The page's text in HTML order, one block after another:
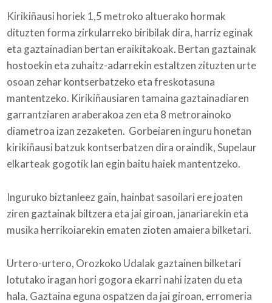
Kirikiñausi horiek 1,5 metroko altuerako hormak
dituzten forma zirkularreko biribilak dira, harriz eginak
eta gaztainadian bertan eraikitakoak. Bertan gaztainak
hostoekin eta zuhaitz-adarrekin estaltzen zituzten urte
osoan zehar kontserbatzeko eta freskotasuna
mantentzeko. Kirikiñausiaren tamaina gaztainadiaren
garrantziaren araberakoa zen eta 8 metrorainoko
diametroa izan zezaketen. Gorbeiaren inguru honetan
kirikiñausi batzuk kontserbatzen dira oraindik, Supelaur
elkarteak gogotik lan egin baitu haiek mantentzeko.
Inguruko biztanleez gain, hainbat sasoilari ere joaten
ziren gaztainak biltzera eta jai giroan, janariarekin eta
musika herrikoiarekin ematen zioten amaiera bilketari.
Urtero-urtero, Orozkoko Udalak gaztainen bilketari
lotutako iragan hori gogora ekarri nahi izaten du eta
hala, Gaztaina eguna ospatzen da jai giroan, erromeria